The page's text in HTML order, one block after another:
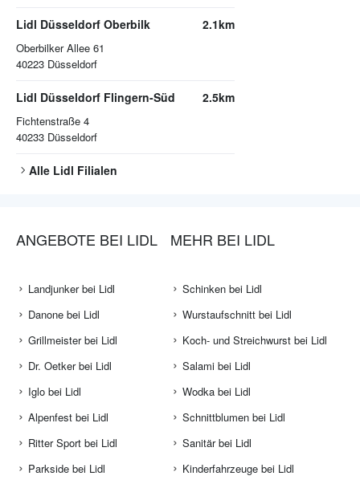
Lidl Düsseldorf Oberbilk
Oberbilker Allee 61
40223 Düsseldorf
2.1km
Lidl Düsseldorf Flingern-Süd
Fichtenstraße 4
40233 Düsseldorf
2.5km
Alle Lidl Filialen
ANGEBOTE BEI LIDL
Landjunker bei Lidl
Danone bei Lidl
Grillmeister bei Lidl
Dr. Oetker bei Lidl
Iglo bei Lidl
Alpenfest bei Lidl
Ritter Sport bei Lidl
Parkside bei Lidl
MEHR BEI LIDL
Schinken bei Lidl
Wurstaufschnitt bei Lidl
Koch- und Streichwurst bei Lidl
Salami bei Lidl
Wodka bei Lidl
Schnittblumen bei Lidl
Sanitär bei Lidl
Kinderfahrzeuge bei Lidl